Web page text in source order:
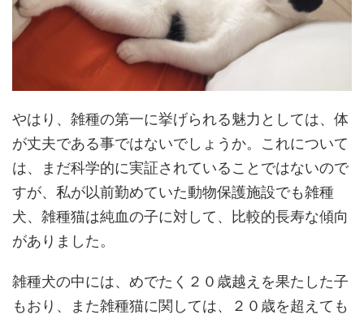
やはり、雑種の第一に挙げられる魅力としては、体
が丈夫である事ではないでしょうか。これについて
は、まだ科学的に実証されていることではないので
すが、私が以前勤めていた動物保護施設でも雑種
犬、雑種猫は純血の子に対して、比較的長寿な傾向
がありました。
雑種犬の中には、めでたく２０歳越えを果たした子
もおり、また雑種猫に関しては、２０歳を超えても